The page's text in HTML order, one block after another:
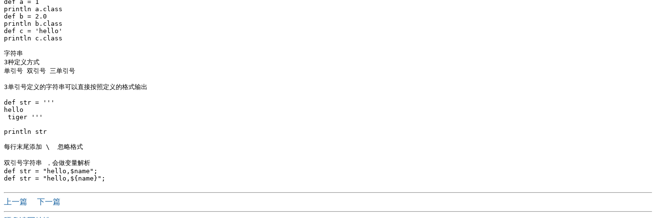
def a = 1
println a.class
def b = 2.0
println b.class
def c = 'hello'
println c.class
字符串
3种定义方式
单引号 双引号 三单引号
3单引号定义的字符串可以直接按照定义的格式输出
def str = '''
hello
tiger '''
println str
每行末尾添加 \  忽略格式
双引号字符串 ，会做变量解析
def str = "hello,$name";
上一篇 下一篇